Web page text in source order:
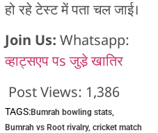
हो रहे टेस्ट में पता चल जाई।
Join Us: Whatsapp:
व्हाट्सएप पs जुडे़ खातिर
Post Views: 1,386
TAGS:Bumrah bowling stats,
Bumrah vs Root rivalry, cricket match